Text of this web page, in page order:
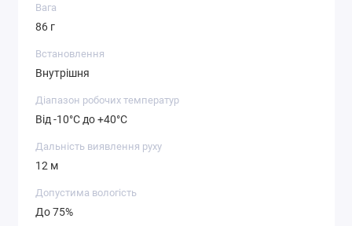
Вага
86 г
Встановлення
Внутрішня
Діапазон робочих температур
Від -10°С до +40°С
Дальність виявлення руху
12 м
Допустима вологість
До 75%